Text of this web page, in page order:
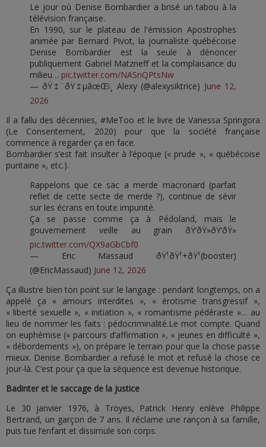
Le jour où Denise Bombardier a brisé un tabou à la
télévision française.
En 1990, sur le plateau de l'émission Apostrophes
animée par Bernard Pivot, la journaliste québécoise
Denise Bombardier est la seule à dénoncer
publiquement Gabriel Matzneff et la complaisance du
milieu… pic.twitter.com/NASnQPtsNw
— ðŸ‡¨ðŸ‡µâœŒï¸ Alexy (@alexysiktrice) June 12,
2026
Il a fallu des décennies, #MeToo et le livre de Vanessa Springora
(Le Consentement, 2020) pour que la société française
commence à regarder ça en face.
Bombardier s’est fait insulter à l’époque (« prude », « québécoise
puritaine », etc.).
Rappelons que ce sac a merde macronard (parfait
reflet de cette secte de merde ?), continue de sévir
sur les écrans en toute impunité.
Ça se passe comme ça à Pédoland, mais le
gouvernement veille au grain ðŸ‘ðŸ»ðŸ‘ðŸ»
pic.twitter.com/QX9aGbCbf0
— Eric Massaud ðŸ¹ðŸ¹+ðŸ¹(booster)
(@EricMassaud) June 12, 2026
Ça illustre bien ton point sur le langage : pendant longtemps, on a
appelé ça « amours interdites », « érotisme transgressif »,
« liberté sexuelle », « initiation », « romantisme pédéraste »… au
lieu de nommer les faits : pédocriminalité.Le mot compte. Quand
on euphémise (« parcours d’affirmation », « jeunes en difficulté »,
« débordements »), on prépare le terrain pour que la chose passe
mieux. Denise Bombardier a refusé le mot et refusé la chose ce
jour-là. C’est pour ça que la séquence est devenue historique.
Badinter et le saccage de la justice
Le 30 janvier 1976, à Troyes, Patrick Henry enlève Philippe
Bertrand, un garçon de 7 ans. Il réclame une rançon à sa famille,
puis tue l’enfant et dissimule son corps.